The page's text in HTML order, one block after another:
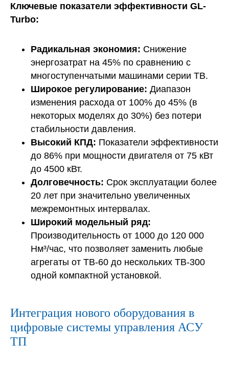
Ключевые показатели эффективности GL-
Turbo:
Радикальная экономия: Снижение
энергозатрат на 45% по сравнению с
многоступенчатыми машинами серии ТВ.
Широкое регулирование: Диапазон
изменения расхода от 100% до 45% (в
некоторых моделях до 30%) без потери
стабильности давления.
Высокий КПД: Показатели эффективности
до 86% при мощности двигателя от 75 кВт
до 4500 кВт.
Долговечность: Срок эксплуатации более
20 лет при значительно увеличенных
межремонтных интервалах.
Широкий модельный ряд:
Производительность от 1000 до 120 000
Нм³/час, что позволяет заменить любые
агрегаты от ТВ-60 до нескольких ТВ-300
одной компактной установкой.
Интеграция нового оборудования в
цифровые системы управления АСУ
ТП
Получить гайд